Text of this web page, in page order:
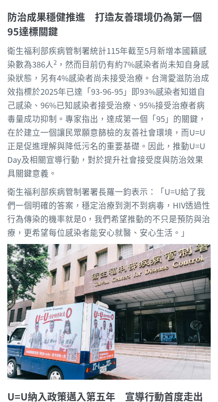
防治成果穩健推進 打造友善環境仍為第一個
95達標關鍵
衛生福利部疾病管制署統計115年截至5月新增本國籍感
染數為386人2 ，然而目前仍有約7%感染者尚未知自身感
染狀態，另有4%感染者尚未接受治療。台灣愛滋防治成
效指標於2025年已達「93-96-95」即93%感染者知道自
己感染、96%已知感染者接受治療、95%接受治療者病
毒量成功抑制。專家指出，達成第一個「95」的關鍵，
在於建立一個讓民眾願意篩檢的友善社會環境，而U=U
正是促進理解與降低污名的重要基礎。因此，推動U=U
Day及相關宣導行動，對於提升社會接受度與防治效果
具關鍵意義。
衛生福利部疾病管制署署長羅一鈞表示：「U=U給了我
們一個明確的答案，穩定治療到測不到病毒，HIV透過性
行為傳染的機率就是0，我們希望推動的不只是預防與治
療，更希望每位感染者能安心就醫、安心生活。」
U=U納入政策邁入第五年 宣導行動首度走出